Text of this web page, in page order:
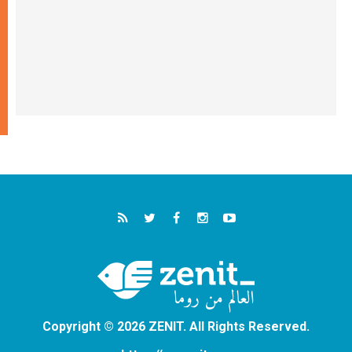
Copyright © 2026 ZENIT. All Rights Reserved.